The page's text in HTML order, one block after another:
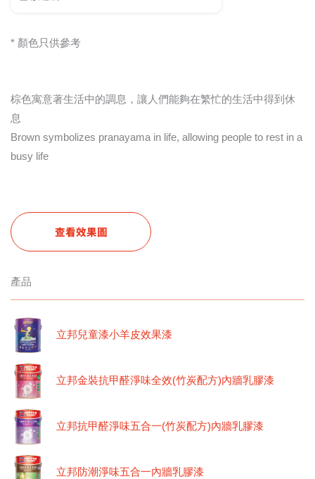
* 顏色只供參考
棕色寓意著生活中的調息，讓人們能夠在繁忙的生活中得到休
息
Brown symbolizes pranayama in life, allowing people to rest in a
busy life
查看效果圖
產品
立邦兒童漆小羊皮效果漆
立邦金裝抗甲醛淨味全效(竹炭配方)內牆乳膠漆
立邦抗甲醛淨味五合一(竹炭配方)內牆乳膠漆
立邦防潮淨味五合一內牆乳膠漆